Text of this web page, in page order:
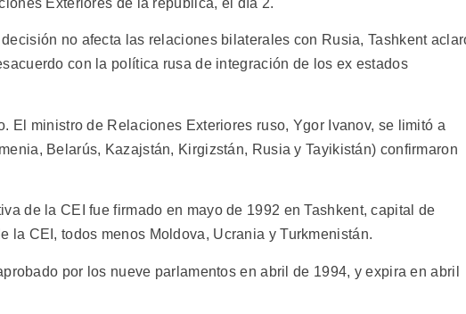
Exteriores de la república, el día 2.
no afecta las relaciones bilaterales con Rusia, Tashkent
con la política rusa de integración de los ex estados
El ministro de Relaciones Exteriores ruso, Ygor Ivanov, se limitó a
Belarús, Kazajstán, Kirgizstán, Rusia y Tayikistán) confirmaron
de la CEI fue firmado en mayo de 1992 en Tashkent, capital de
la CEI, todos menos Moldova, Ucrania y Turkmenistán.
por los nueve parlamentos en abril de 1994, y expira en abril